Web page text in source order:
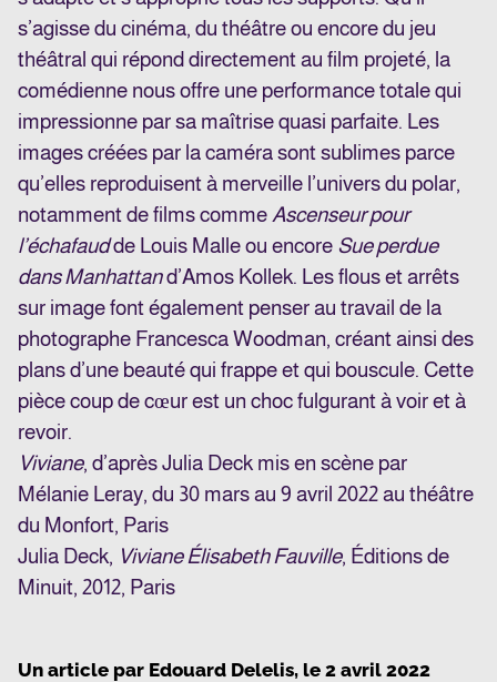
s’agisse du cinéma, du théâtre ou encore du jeu
théâtral qui répond directement au film projeté, la
comédienne nous offre une performance totale qui
impressionne par sa maîtrise quasi parfaite. Les
images créées par la caméra sont sublimes parce
qu’elles reproduisent à merveille l’univers du polar,
notamment de films comme Ascenseur pour
l’échafaudde Louis Malle ou encore Sue perdue
dans Manhattand’Amos Kollek. Les flous et arrêts
sur image font également penser au travail de la
photographe Francesca Woodman, créant ainsi des
plans d’une beauté qui frappe et qui bouscule. Cette
pièce coup de cœur est un choc fulgurant à voir et à
revoir.
Viviane, d’après Julia Deck mis en scène par
Mélanie Leray, du 30 mars au 9 avril 2022 au théâtre
du Monfort, Paris
Julia Deck, Viviane Élisabeth Fauville, Éditions de
Minuit, 2012, Paris
Un article par Edouard Delelis, le 2 avril 2022